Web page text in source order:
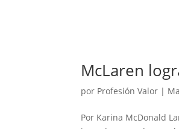
McLaren
por Profesión Valor |
Por Karina McDonald